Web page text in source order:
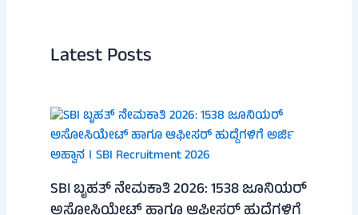
Latest Posts
SBI ಬೃಹತ್ ನೇಮಕಾತಿ 2026: 1538 ಜೂನಿಯರ್